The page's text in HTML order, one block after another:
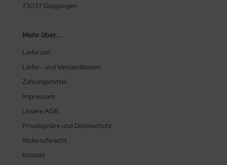
73037 Göppingen
Mehr über...
Lieferzeit
Liefer- und Versandkosten
Zahlungsmittel
Impressum
Unsere AGB
Privatsphäre und Datenschutz
Widerrufsrecht
Kontakt